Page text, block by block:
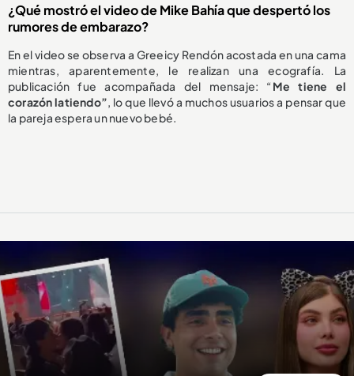
¿Qué mostró el video de Mike Bahía que despertó los
rumores de embarazo?
En el video se observa a Greeicy Rendón acostada en una cama
mientras, aparentemente, le realizan una ecografía. La
publicación fue acompañada del mensaje: “ Me tiene el
corazón latiendo”, lo que llevó a muchos usuarios a pensar que
la pareja espera un nuevo bebé.